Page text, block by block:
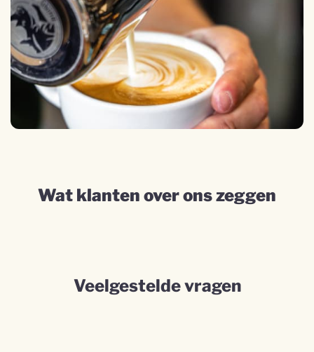
Wat klanten over ons zeggen
Veelgestelde vragen